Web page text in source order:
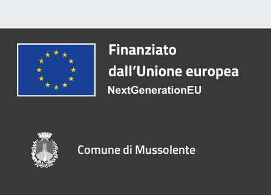
Comune di Mussolente